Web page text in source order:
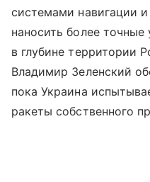
системами навигации
наносить более
в глубине территории
Владимир Зеленский
пока Украина
ракеты собственного